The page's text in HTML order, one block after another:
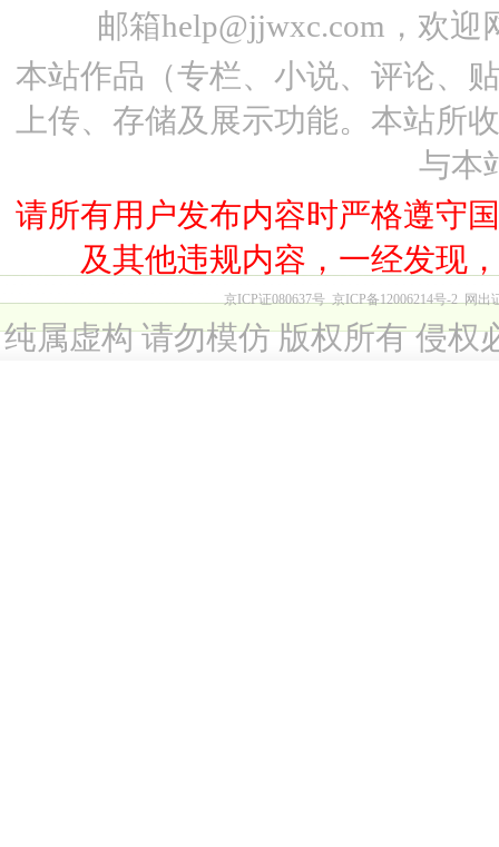
邮箱help@jjwxc.com，欢
本站作品（专栏、小说、评论、
上传、存储及展示功能。本站所
与本
请所有用户发布内容时严格遵守
及其他违规内容，一经发现
京ICP证080637号 京ICP备12006214号-2 网出
纯属虚构 请勿模仿 版权所有 侵权